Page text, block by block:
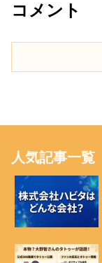
コメント
人気記事一覧